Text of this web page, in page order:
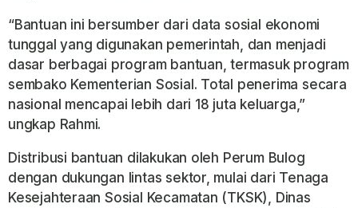
“Bantuan ini bersumber dari data sosial ekonomi
tunggal yang digunakan pemerintah, dan menjadi
dasar berbagai program bantuan, termasuk program
sembako Kementerian Sosial. Total penerima secara
nasional mencapai lebih dari 18 juta keluarga,”
ungkap Rahmi.
Distribusi bantuan dilakukan oleh Perum Bulog
dengan dukungan lintas sektor, mulai dari Tenaga
Kesejahteraan Sosial Kecamatan (TKSK), Dinas